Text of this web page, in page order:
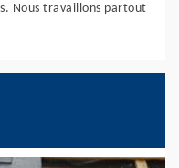
Nous travaillons partout